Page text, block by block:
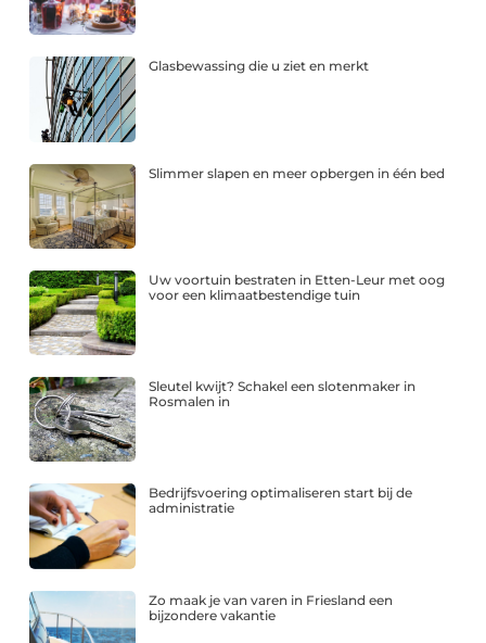
Glasbewassing die u ziet en merkt
Slimmer slapen en meer opbergen in één bed
Uw voortuin bestraten in Etten-Leur met oog
voor een klimaatbestendige tuin
Sleutel kwijt? Schakel een slotenmaker in
Rosmalen in
Bedrijfsvoering optimaliseren start bij de
administratie
Zo maak je van varen in Friesland een
bijzondere vakantie